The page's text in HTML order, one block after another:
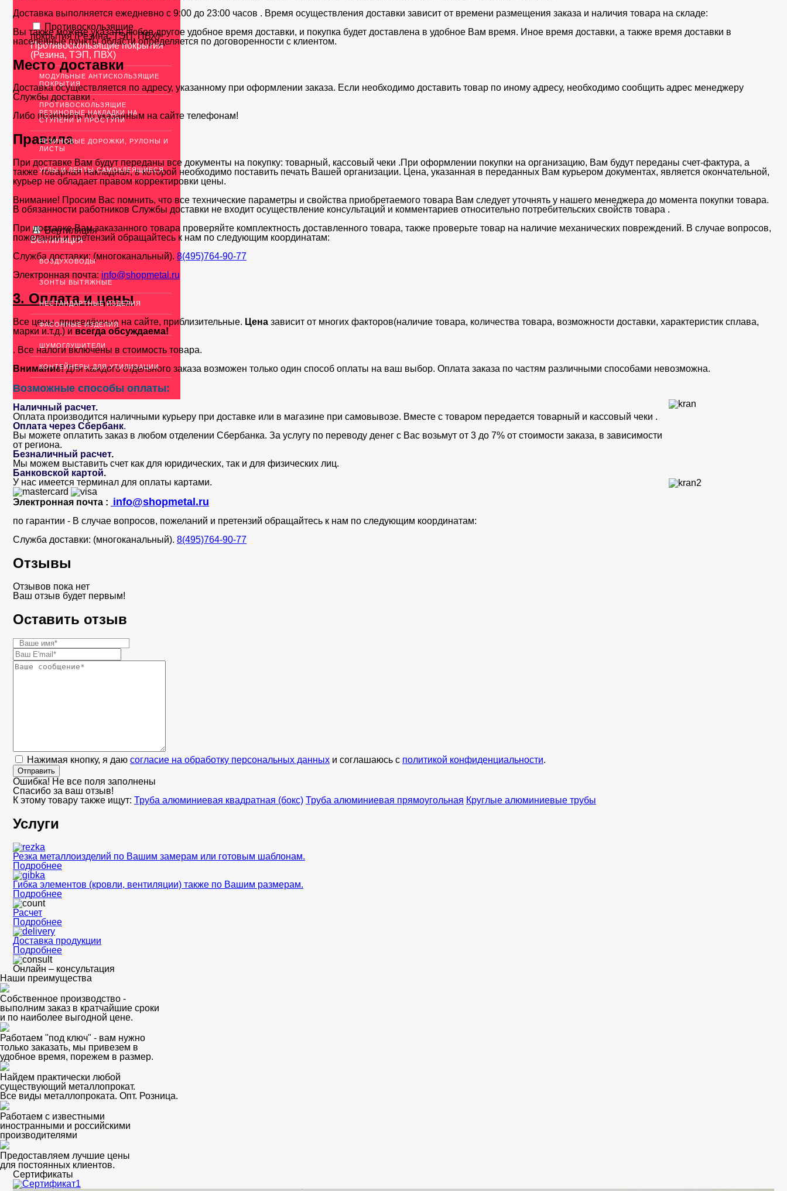
Противоскользящие
покрытия (Резина, ТЭП, ПВХ)
Противоскользящие покрытия
(Резина, ТЭП, ПВХ)
МОДУЛЬНЫЕ АНТИСКОЛЬЗЯЩИЕ
ПОКРЫТИЯ
ПРОТИВОСКОЛЬЗЯЩИЕ
РЕЗИНОВЫЕ НАКЛАДКИ НА
СТУПЕНИ И ПРОСТУПИ
РЕЗИНОВЫЕ ДОРОЖКИ, РУЛОНЫ И
ЛИСТЫ
УГЛЫ И ЛЕНТЫ САМОКЛЕЯЩИЕСЯ
Вентиляция
Вентиляция
ВОЗДУХОВОДЫ
ЗОНТЫ ВЫТЯЖНЫЕ
НЕСТАНДАРТНЫЕ ИЗДЕЛИЯ
ФАСОННЫЕ ИЗДЕЛИЯ
ШУМОГЛУШИТЕЛИ
КОНТЕЙНЕРЫ ДЛЯ УТИЛИЗАЦИИ
Доставка выполняется ежедневно с 9:00 до 23:00 часов . Время осуществления доставки зависит от времени размещения заказа и наличия товара на складе:
Вы также можете указать любое другое удобное время доставки, и покупка будет доставлена в удобное Вам время. Иное время доставки, а также время доставки в
населенные пункты области определяется по договоренности с клиентом.
Место доставки
Доставка осуществляется по адресу, указанному при оформлении заказа. Если необходимо доставить товар по иному адресу, необходимо сообщить адрес менеджеру
Службы доставки .
Либо позвонить по указанным на сайте телефонам!
Правила
При доставке Вам будут переданы все документы на покупку: товарный, кассовый чеки .При оформлении покупки на организацию, Вам будут переданы счет-фактура, а
также товарная накладная, в которой необходимо поставить печать Вашей организации. Цена, указанная в переданных Вам курьером документах, является окончательной,
курьер не обладает правом корректировки цены.
Внимание! Просим Вас помнить, что все технические параметры и свойства приобретаемого товара Вам следует уточнять у нашего менеджера до момента покупки товара.
В обязанности работников Службы доставки не входит осуществление консультаций и комментариев относительно потребительских свойств товара .
При доставке Вам заказанного товара проверяйте комплектность доставленного товара, также проверьте товар на наличие механических повреждений. В случае вопросов,
пожеланий и претензий обращайтесь к нам по следующим координатам:
Служба доставки: (многоканальный). 8(495)764-90-77
Электронная почта:info@shopmetal.ru
3. Оплата и цены
Все цены, приведённые на сайте, приблизительные. Цена зависит от многих факторов(наличие товара, количества товара, возможности доставки, характеристик сплава,
марки и.т.д.) и всегда обсуждаема!
. Все налоги включены в стоимость товара.
Внимание!Для каждого отдельного заказа возможен только один способ оплаты на ваш выбор. Оплата заказа по частям различными способами невозможна.
Возможные способы оплаты:
Наличный расчет.
Оплата производится наличными курьеру при доставке или в магазине при самовывозе. Вместе с товаром передается товарный и кассовый чеки .
Оплата через Сбербанк.
Вы можете оплатить заказ в любом отделении Сбербанка. За услугу по переводу денег с Вас возьмут от 3 до 7% от стоимости заказа, в зависимости
от региона.
Безналичный расчет.
Мы можем выставить счет как для юридических, так и для физических лиц.
Банковской картой.
У нас имеется терминал для оплаты картами.
Электронная почта : info@shopmetal.ru
по гарантии - В случае вопросов, пожеланий и претензий обращайтесь к нам по следующим координатам:
Служба доставки: (многоканальный). 8(495)764-90-77
Отзывы
Отзывов пока нет
Ваш отзыв будет первым!
Оставить отзыв
Нажимая кнопку, я даю согласие на обработку персональных данных и соглашаюсь с политикой конфиденциальности.
Отправить
Ошибка! Не все поля заполнены
Спасибо за ваш отзыв!
К этому товару также ищут: Труба алюминиевая квадратная (бокс) Труба алюминиевая прямоугольная Круглые алюминиевые трубы
Услуги
Резка металлоизделий по Вашим замерам или готовым шаблонам.
Подробнее
Гибка элементов (кровли, вентиляции) также по Вашим размерам.
Подробнее
Расчет
Подробнее
Доставка продукции
Подробнее
Онлайн – консультация
Наши преимущества
Собственное производство -
выполним заказ в кратчайшие сроки
и по наиболее выгодной цене.
Работаем "под ключ" - вам нужно
только заказать, мы привезем в
удобное время, порежем в размер.
Найдем практически любой
существующий металлопрокат.
Все виды металлопроката. Опт. Розница.
Работаем с известными
иностранными и российскими
производителями
Предоставляем лучшие цены
для постоянных клиентов.
Сертификаты